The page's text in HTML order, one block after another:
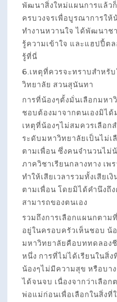
พัฒนาสิ่งใหม่แผนการแล้ว
ครบวงจรเพื่อบูรณาการใ
ทำงานหวานใจ ได้พัฒนาช
รู้ความเข้าใจ และแฮปปี้ต
รู้ที่นี่
6.เหตุที่ควรจะทราบสำหรั
วิทยาลัย สวนสุนันทา
การที่น้องๆตั้งมั่นเลือกมห
ชอบต้องมาจากตนเองมิไ
เหตุที่น้องๆไม่สมควรเลือก
ระดับมหาวิทยาลัยเป็นไม่
ตามเพื่อน ซึ่งคนจำนวนไม่
ภาควิชาเรียนกลางทาง เพ
ทำให้เสียเวลารวมทั้งเสียเ
ตามเพื่อน โดยมิได้คำนึงถึ
สามารถของตนเอง
รวมถึงการเลือกแผนกตา
อยู่ในครอบครัวเห็นชอบ น้
มหาวิทยาลัยคือบททดลอง
หนึ่ง การที่ไม่ได้เรียนในสิ่ง
น้องๆไม่มีความสุข หรือบา
ได้จนจบ เนื่องจากว่าเลือ
พ่อแม่ก่อนเพื่อเลือกในสิ่ง